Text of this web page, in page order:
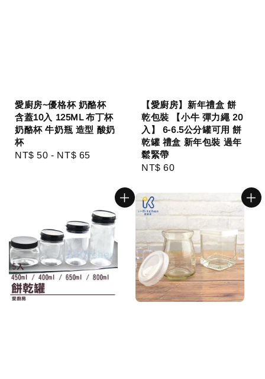
愛廚房~優格杯 奶酪杯
含蓋10入 125ML 布丁杯
奶酪杯 牛奶瓶 造型 酸奶
杯
Regular
NT$ 50 - NT$ 65
【愛廚房】新年禮盒 餅
乾包裝 【小牛 彈力繩 20
入】 6-6.5公分罐可用 餅
乾罐 禮盒 新年包裝 過年
鬆緊帶
Regular
NT$ 60